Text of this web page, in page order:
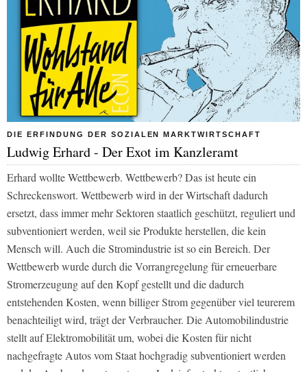
DIE ERFINDUNG DER SOZIALEN MARKTWIRTSCHAFT
Ludwig Erhard - Der Exot im Kanzleramt
Erhard wollte Wettbewerb. Wettbewerb? Das ist heute ein
Schreckenswort. Wettbewerb wird in der Wirtschaft dadurch
ersetzt, dass immer mehr Sektoren staatlich geschützt, reguliert und
subventioniert werden, weil sie Produkte herstellen, die kein
Mensch will. Auch die Stromindustrie ist so ein Bereich. Der
Wettbewerb wurde durch die Vorrangregelung für erneuerbare
Stromerzeugung auf den Kopf gestellt und die dadurch
entstehenden Kosten, wenn billiger Strom gegenüber viel teurerem
benachteiligt wird, trägt der Verbraucher. Die Automobilindustrie
stellt auf Elektromobilität um, wobei die Kosten für nicht
nachgefragte Autos vom Staat hochgradig subventioniert werden